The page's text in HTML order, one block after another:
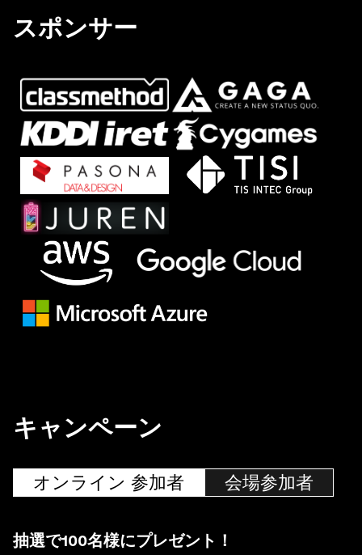
スポンサー
キャンペーン
オンライン 参加者 会場参加者
抽選で100名様にプレゼント！